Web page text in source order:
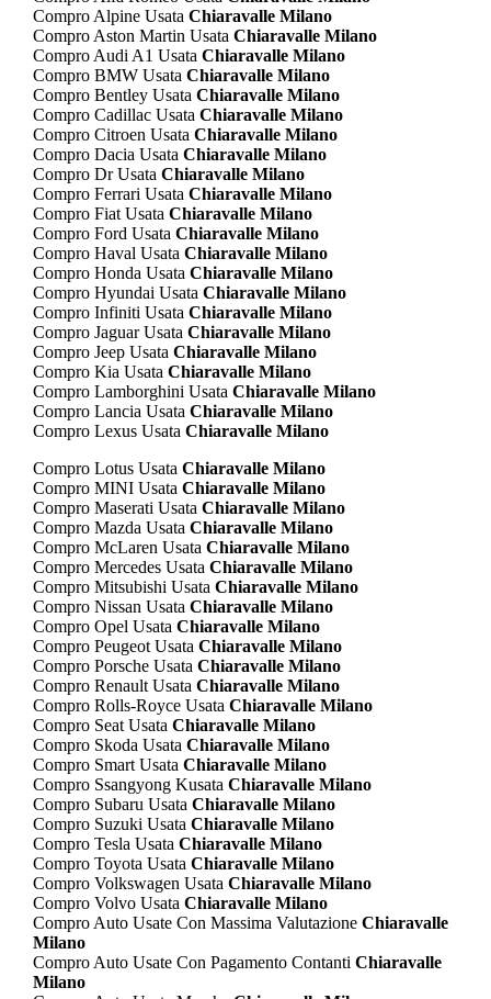
Compro Alpine Usata Chiaravalle Milano
Compro Aston Martin Usata Chiaravalle Milano
Compro Audi A1 Usata Chiaravalle Milano
Compro BMW Usata Chiaravalle Milano
Compro Bentley Usata Chiaravalle Milano
Compro Cadillac Usata Chiaravalle Milano
Compro Citroen Usata Chiaravalle Milano
Compro Dacia Usata Chiaravalle Milano
Compro Dr Usata Chiaravalle Milano
Compro Ferrari Usata Chiaravalle Milano
Compro Fiat Usata Chiaravalle Milano
Compro Ford Usata Chiaravalle Milano
Compro Haval Usata Chiaravalle Milano
Compro Honda Usata Chiaravalle Milano
Compro Hyundai Usata Chiaravalle Milano
Compro Infiniti Usata Chiaravalle Milano
Compro Jaguar Usata Chiaravalle Milano
Compro Jeep Usata Chiaravalle Milano
Compro Kia Usata Chiaravalle Milano
Compro Lamborghini Usata Chiaravalle Milano
Compro Lancia Usata Chiaravalle Milano
Compro Lexus Usata Chiaravalle Milano
Compro Lotus Usata Chiaravalle Milano
Compro MINI Usata Chiaravalle Milano
Compro Maserati Usata Chiaravalle Milano
Compro Mazda Usata Chiaravalle Milano
Compro McLaren Usata Chiaravalle Milano
Compro Mercedes Usata Chiaravalle Milano
Compro Mitsubishi Usata Chiaravalle Milano
Compro Nissan Usata Chiaravalle Milano
Compro Opel Usata Chiaravalle Milano
Compro Peugeot Usata Chiaravalle Milano
Compro Porsche Usata Chiaravalle Milano
Compro Renault Usata Chiaravalle Milano
Compro Rolls-Royce Usata Chiaravalle Milano
Compro Seat Usata Chiaravalle Milano
Compro Skoda Usata Chiaravalle Milano
Compro Smart Usata Chiaravalle Milano
Compro Ssangyong Kusata Chiaravalle Milano
Compro Subaru Usata Chiaravalle Milano
Compro Suzuki Usata Chiaravalle Milano
Compro Tesla Usata Chiaravalle Milano
Compro Toyota Usata Chiaravalle Milano
Compro Volkswagen Usata Chiaravalle Milano
Compro Volvo Usata Chiaravalle Milano
Compro Auto Usate Con Massima ValutazioneChiaravalle
Milano
Compro Auto Usate Con Pagamento Contanti Chiaravalle
Milano